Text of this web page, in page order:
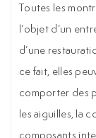
Toutes les
l’objet d’un
d’une
ce fait, elles
comporter des
les aiguilles, la
composants